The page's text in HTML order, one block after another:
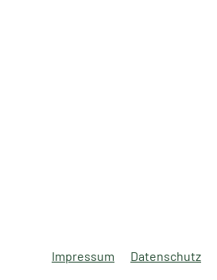
Impressum Datenschutz